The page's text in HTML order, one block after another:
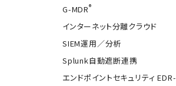
G-MDR®
インターネット分離クラウド
SIEM運用／分析
Splunk自動遮断連携
エンドポイントセキュリティ